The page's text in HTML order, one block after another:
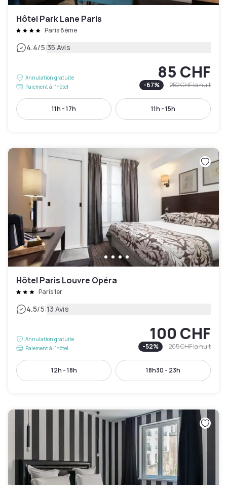
Hôtel Park Lane Paris
Paris 8ème
4.4/5|35 Avis
Annulation gratuite
Paiement à l'hôtel
85 CHF
-67% 252 CHFla nuit
11h - 17h 11h - 15h
Hôtel Paris Louvre Opéra
Paris 1er
4.5/5|13 Avis
Annulation gratuite
Paiement à l'hôtel
100 CHF
-52% 205 CHFla nuit
12h - 18h 18h30 - 23h